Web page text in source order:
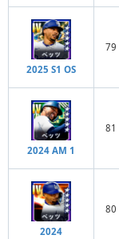
2025 S1 OS
79
2024 AM 1
81
2024
80